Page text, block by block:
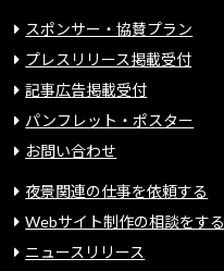
スポンサー・協賛プラン
プレスリリース掲載受付
記事広告掲載受付
パンフレット・ポスター
お問い合わせ
夜景関連の仕事を依頼する
Webサイト制作の相談をする
ニュースリリース